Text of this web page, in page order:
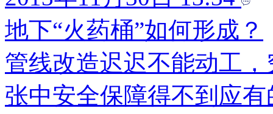
地下“火药桶”如何形成？
管线改造迟迟不能动工
张中安全保障得不到应